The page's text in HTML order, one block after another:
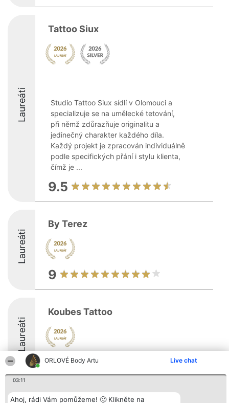
ORLOVÉ Body Artu Live chat
03:11
Ahoj, rádi Vám pomůžeme! 🙂 Klikněte na
Laureáti
Tattoo Siux
Studio Tattoo Siux sídlí v Olomouci a
specializuje se na umělecké tetování,
při němž zdůrazňuje originalitu a
jedinečný charakter každého díla.
Každý projekt je zpracován individuálně
podle specifických přání i stylu klienta,
čímž je ...
9.5
Laureáti
By Terez
9
Laureáti
Koubes Tattoo
9.2
Organizátor hlasování Plebiscyt